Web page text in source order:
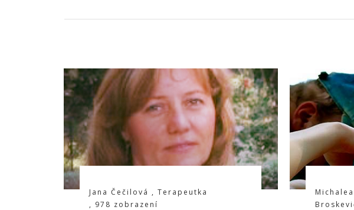
Jana Čečilová ,Terapeutka
, 978 zobrazení
Michalea